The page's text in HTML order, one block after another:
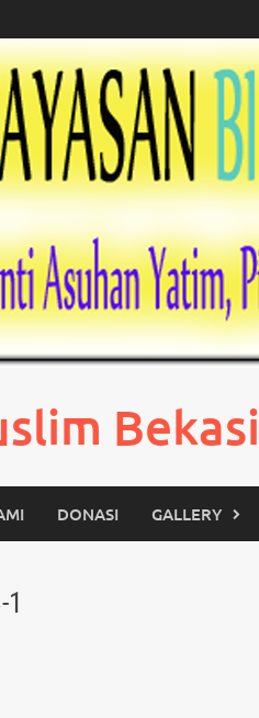
Bekasi
DONASI GALLERY